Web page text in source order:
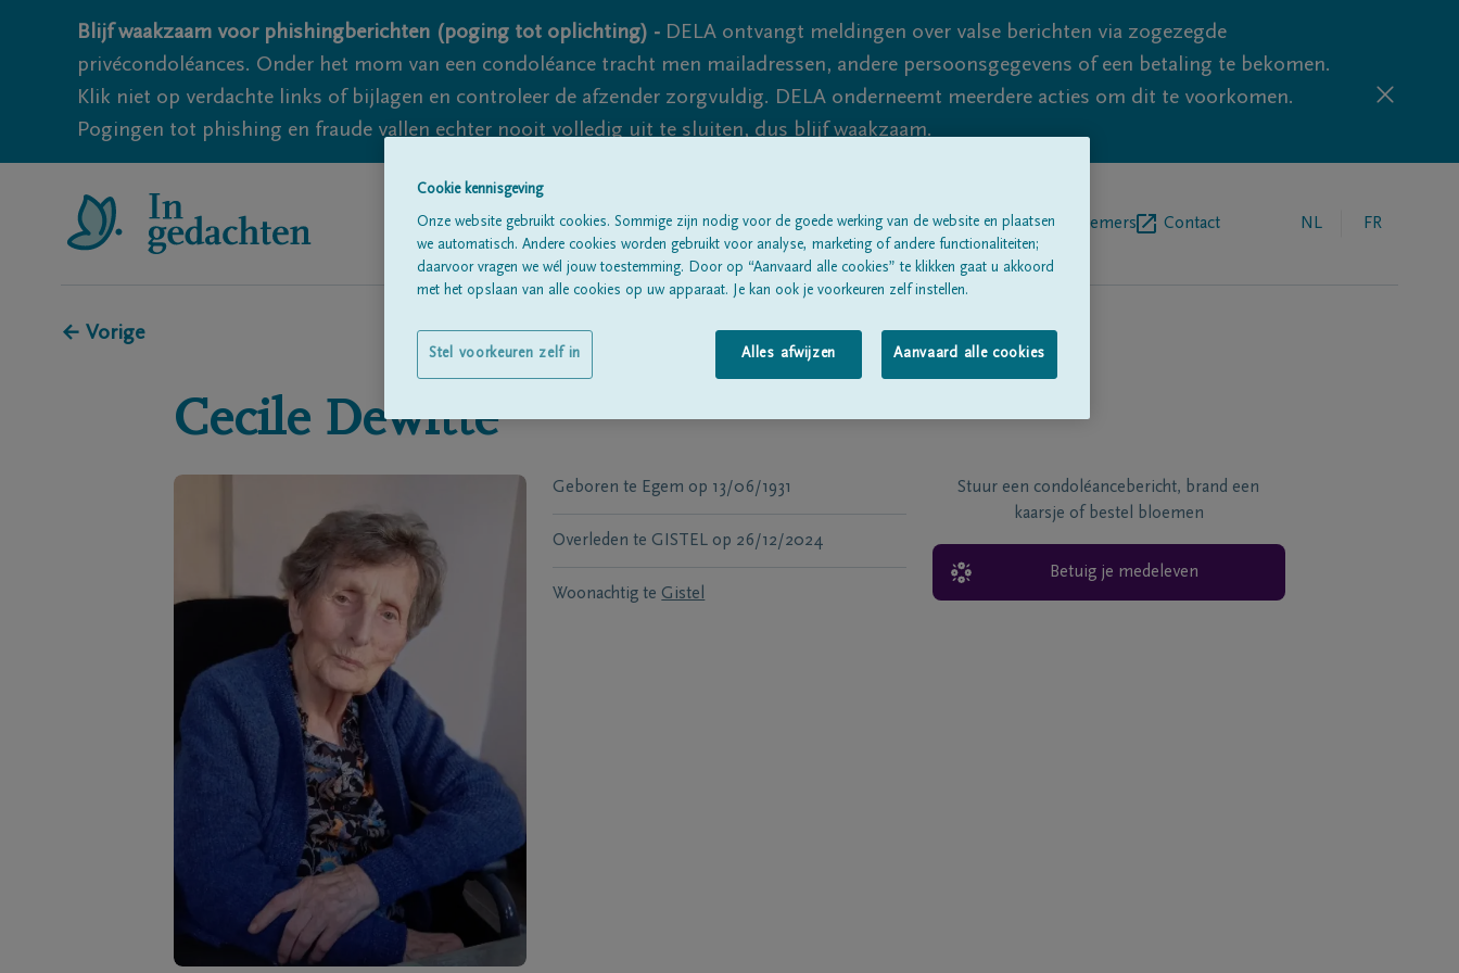
Blijf waakzaam voor phishingberichten (poging tot oplichting) - DELA ontvangt meldingen over valse berichten via zogezegde
privécondoléances. Onder het mom van een condoléance tracht men mailadressen, andere persoonsgegevens of een betaling te bekomen.
Klik niet op verdachte links of bijlagen en controleer de afzender zorgvuldig. DELA onderneemt meerdere acties om dit te voorkomen.
Pogingen tot phishing en fraude vallen echter nooit volledig uit te sluiten, dus blijf waakzaam.
Alle rouwberichtenOver onsBegrafenisondernemers Contact NL FR
← Vorige
Cecile Dewitte
Geboren te Egem op 13/06/1931
Overleden te GISTEL op 26/12/2024
Woonachtig te Gistel
Stuur een condoléancebericht, brand een
kaarsje of bestel bloemen
Betuig je medeleven
Cookie kennisgeving
Onze website gebruikt cookies. Sommige zijn nodig voor de goede werking van de website en plaatsen
we automatisch. Andere cookies worden gebruikt voor analyse, marketing of andere functionaliteiten;
daarvoor vragen we wél jouw toestemming. Door op “Aanvaard alle cookies” te klikken gaat u akkoord
met het opslaan van alle cookies op uw apparaat. Je kan ook je voorkeuren zelf instellen.
Alles afwijzen Aanvaard alle cookies
Stel voorkeuren zelf in